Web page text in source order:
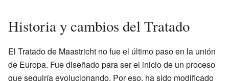
Historia y cambios del Tratado
El Tratado de Maastricht no fue el último paso en la unión
de Europa. Fue diseñado para ser el inicio de un proceso
que seguiría evolucionando. Por eso, ha sido modificado